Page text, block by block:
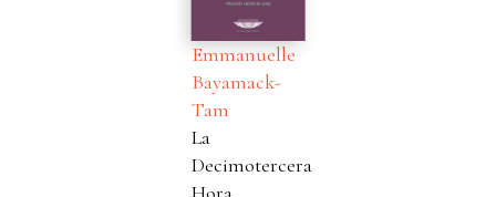
Emmanuelle
Bayamack-
Tam
La
Decimotercera